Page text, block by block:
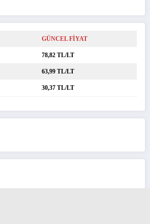
GÜNCEL FİYAT
78,82 TL/LT
63,99 TL/LT
30,37 TL/LT